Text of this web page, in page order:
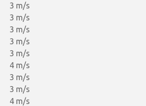
3 m/s
3 m/s
3 m/s
3 m/s
3 m/s
4 m/s
3 m/s
3 m/s
4 m/s